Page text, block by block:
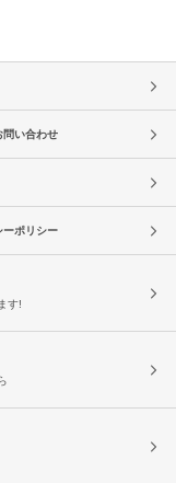
問い合わせ
ーポリシー
す!